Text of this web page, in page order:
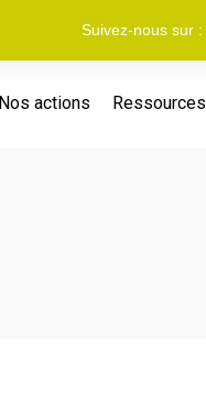
Suivez-nous sur :
Nos actions Ressources